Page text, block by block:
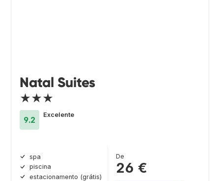
Natal Suites
★★★
9.2
Excelente
spa
piscina
estacionamento (grátis)
De
26 €